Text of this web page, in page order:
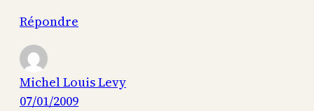
Répondre
Michel Louis Levy
07/01/2009